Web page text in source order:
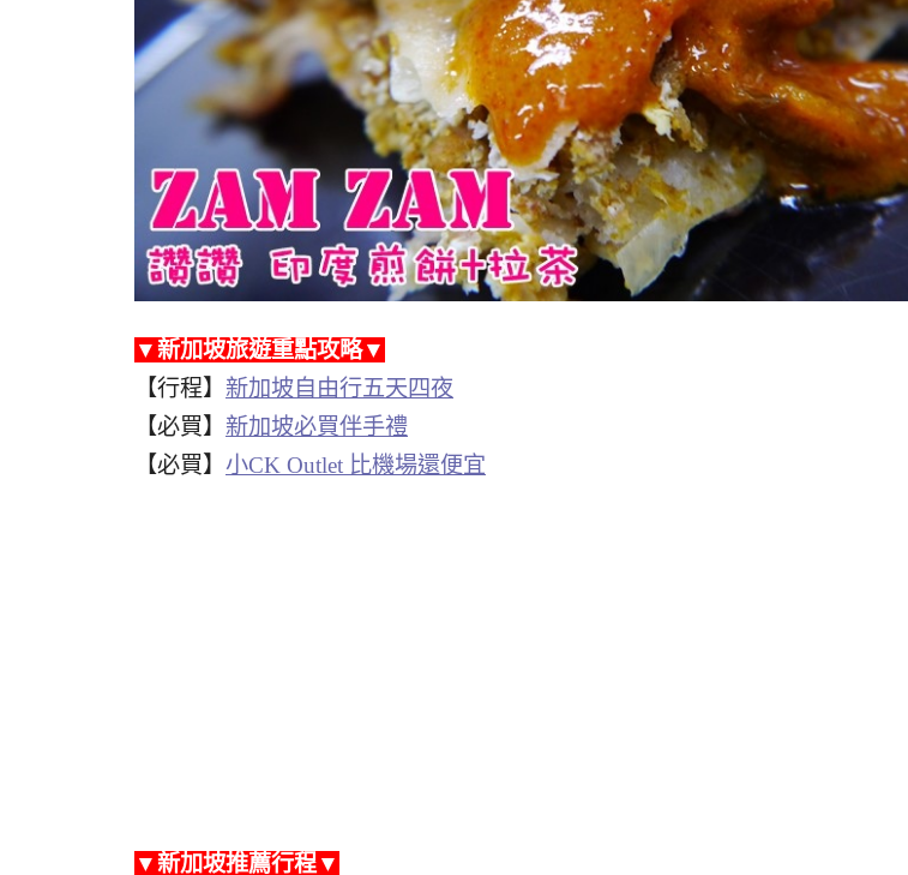
▼新加坡旅遊重點攻略▼
【行程】 新加坡自由行五天四夜
【必買】 新加坡必買伴手禮
【必買】 小CK Outlet 比機場還便宜
▼新加坡推薦行程▼